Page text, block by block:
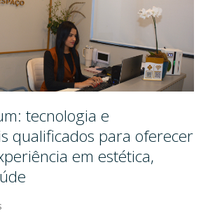
tecnologia e
qualificados para oferecer
em estética,